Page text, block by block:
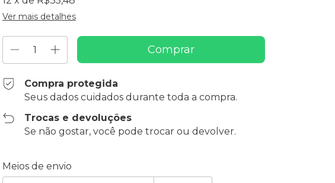
Ver mais detalhes
Compra protegida
Seus dados cuidados durante toda a compra.
Trocas e devoluções
Se não gostar, você pode trocar ou devolver.
Entregas para o CEP:
Meios de envio